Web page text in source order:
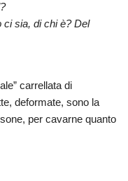
ci sia, di chi è? Del
carrellata di
deformate, sono la
per cavarne quanto